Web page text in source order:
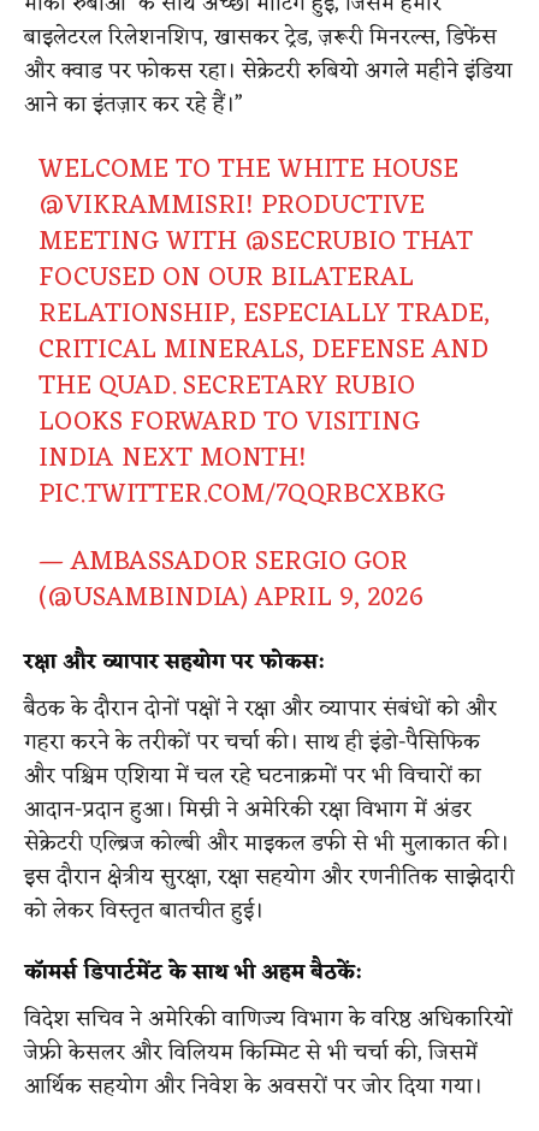
बाइलेटरल रिलेशनशिप, खासकर ट्रेड, ज़रूरी मिनरल्स, डिफेंस
और क्वाड पर फोकस रहा। सेक्रेटरी रुबियो अगले महीने इंडिया
आने का इंतज़ार कर रहे हैं।”
WELCOME TO THE WHITE HOUSE
@VIKRAMMISRI! PRODUCTIVE
MEETING WITH @SECRUBIOTHAT
FOCUSED ON OUR BILATERAL
RELATIONSHIP, ESPECIALLY TRADE,
CRITICAL MINERALS, DEFENSE AND
THE QUAD. SECRETARY RUBIO
LOOKS FORWARD TO VISITING
INDIA NEXT MONTH!
PIC.TWITTER.COM/7QQRBCXBKG
— AMBASSADOR SERGIO GOR
(@USAMBINDIA)APRIL 9, 2026
रक्षा और व्यापार सहयोग पर फोकस:
बैठक के दौरान दोनों पक्षों ने रक्षा और व्यापार संबंधों को और
गहरा करने के तरीकों पर चर्चा की। साथ ही इंडो-पैसिफिक
और पश्चिम एशिया में चल रहे घटनाक्रमों पर भी विचारों का
आदान-प्रदान हुआ। मिस्री ने अमेरिकी रक्षा विभाग में अंडर
सेक्रेटरी एल्ब्रिज कोल्बी और माइकल डफी से भी मुलाकात की।
इस दौरान क्षेत्रीय सुरक्षा, रक्षा सहयोग और रणनीतिक साझेदारी
को लेकर विस्तृत बातचीत हुई।
कॉमर्स डिपार्टमेंट के साथ भी अहम बैठकें:
विदेश सचिव ने अमेरिकी वाणिज्य विभाग के वरिष्ठ अधिकारियों
जेफ्री केसलर और विलियम किम्मिट से भी चर्चा की, जिसमें
आर्थिक सहयोग और निवेश के अवसरों पर जोर दिया गया।